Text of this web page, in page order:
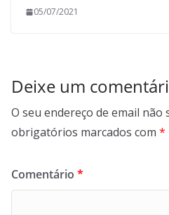
05/07/2021
Deixe um
O seu endereço de email não
obrigatórios marcados com *
Comentário *